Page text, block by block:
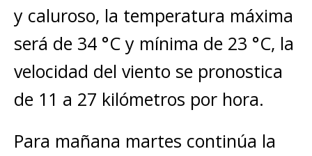
y caluroso, la temperatura máxima
será de 34 °C y mínima de 23 °C, la
velocidad del viento se pronostica
de 11 a 27 kilómetros por hora.
Para mañana martes continúa la